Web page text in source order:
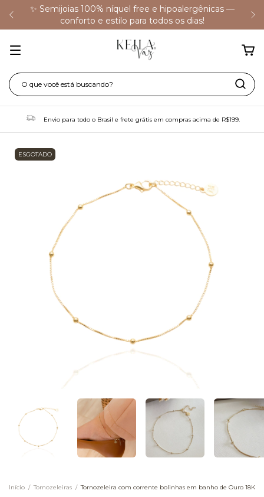
✨ Semijoias 100% níquel free e hipoalergênicas —
conforto e estilo para todos os dias!
Envio para todo o Brasil e frete grátis em compras acima de R$199.
ESGOTADO
Início / Tornozeleiras / Tornozeleira com corrente bolinhas em banho de Ouro 18K